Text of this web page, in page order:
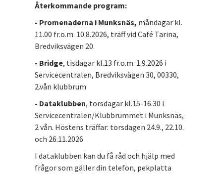
Återkommande program:
- Promenaderna i Munksnäs, måndagar kl.
11.00 fr.o.m. 10.8.2026, träff vid Café Tarina,
Bredviksvägen 20.
- Bridge, tisdagar kl.13 fr.o.m. 1.9.2026 i
Servicecentralen, Bredviksvägen 30, 00330,
2.vån klubbrum
- Dataklubben, torsdagar kl.15-16.30 i
Servicecentralen/Klubbrummet i Munksnäs,
2 vån. Höstens träffar: torsdagen 24.9., 22.10.
och 26.11.2026
I dataklubben kan du få råd och hjälp med
frågor som gäller din telefon, pekplatta